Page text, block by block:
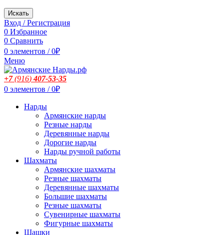
Искать
Вход / Регистрация
0 Избранное
0 Сравнить
0 элементов / 0₽
Меню
+7(916)407-53-35
0 элементов / 0₽
Нарды
Армянские нарды
Резные нарды
Деревянные нарды
Дорогие нарды
Нарды ручной работы
Шахматы
Армянские шахматы
Резные шахматы
Деревянные шахматы
Большие шахматы
Резные шахматы
Сувенирные шахматы
Фигурные шахматы
Шашки